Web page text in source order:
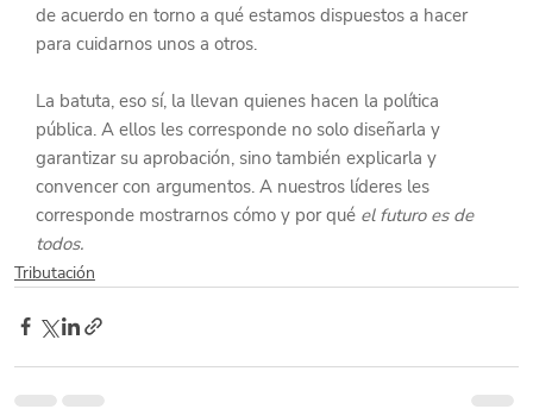
de acuerdo en torno a qué estamos dispuestos a hacer
para cuidarnos unos a otros.
La batuta, eso sí, la llevan quienes hacen la política
pública. A ellos les corresponde no solo diseñarla y
garantizar su aprobación, sino también explicarla y
convencer con argumentos. A nuestros líderes les
corresponde mostrarnos cómo y por qué el futuro es de
todos.
Tributación